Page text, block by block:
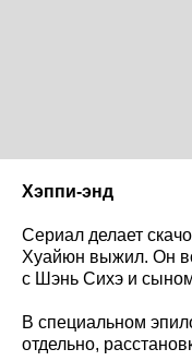
Хэппи-энд
Сериал делает
Хуайюн выжил. Он
с Шэнь Сихэ и
В специальном
отдельно,